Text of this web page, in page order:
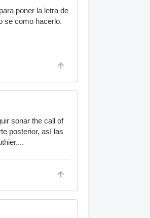
poner la letra de
se como hacerlo.
sonar the call of
posterior, así las